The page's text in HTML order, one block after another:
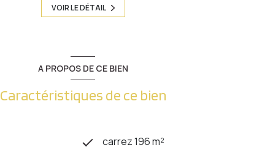
VOIR LE DÉTAIL
A PROPOS DE CE BIEN
Caractéristiques de ce bien
carrez 196 m²